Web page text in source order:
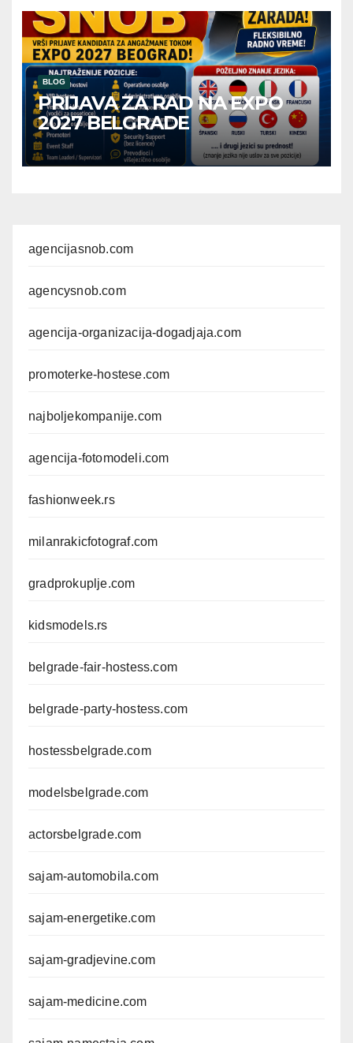
BLOG
PRIJAVA ZA RAD NA EXPO
2027 BELGRADE
agencijasnob.com
agencysnob.com
agencija-organizacija-dogadjaja.com
promoterke-hostese.com
najboljekompanije.com
agencija-fotomodeli.com
fashionweek.rs
milanrakicfotograf.com
gradprokuplje.com
kidsmodels.rs
belgrade-fair-hostess.com
belgrade-party-hostess.com
hostessbelgrade.com
modelsbelgrade.com
actorsbelgrade.com
sajam-automobila.com
sajam-energetike.com
sajam-gradjevine.com
sajam-medicine.com